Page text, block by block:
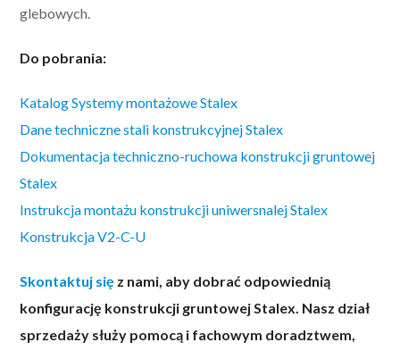
glebowych.
Do pobrania:
Katalog Systemy montażowe Stalex
Dane techniczne stali konstrukcyjnej Stalex
Dokumentacja techniczno-ruchowa konstrukcji gruntowej
Stalex
Instrukcja montażu konstrukcji uniwersnalej Stalex
Konstrukcja V2-C-U
Skontaktuj się z nami, aby dobrać odpowiednią
konfigurację konstrukcji gruntowej Stalex. Nasz dział
sprzedaży służy pomocą i fachowym doradztwem,